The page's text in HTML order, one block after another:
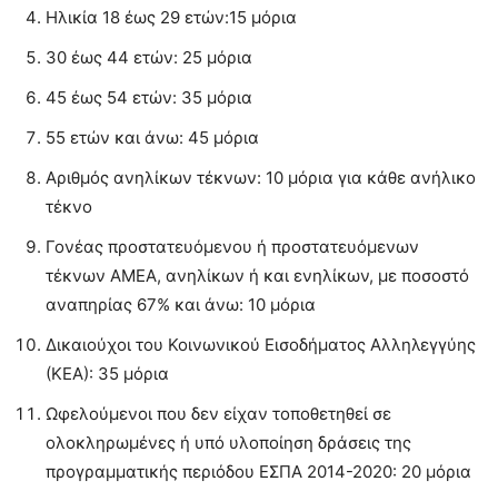
Ηλικία 18 έως 29 ετών:15 μόρια
30 έως 44 ετών: 25 μόρια
45 έως 54 ετών: 35 μόρια
55 ετών και άνω: 45 μόρια
Αριθμός ανηλίκων τέκνων: 10 μόρια για κάθε ανήλικο
τέκνο
Γονέας προστατευόμενου ή προστατευόμενων
τέκνων ΑΜΕΑ, ανηλίκων ή και ενηλίκων, με ποσοστό
αναπηρίας 67% και άνω: 10 μόρια
Δικαιούχοι του Κοινωνικού Εισοδήματος Αλληλεγγύης
(ΚΕΑ): 35 μόρια
Ωφελούμενοι που δεν είχαν τοποθετηθεί σε
ολοκληρωμένες ή υπό υλοποίηση δράσεις της
προγραμματικής περιόδου ΕΣΠΑ 2014-2020: 20 μόρια